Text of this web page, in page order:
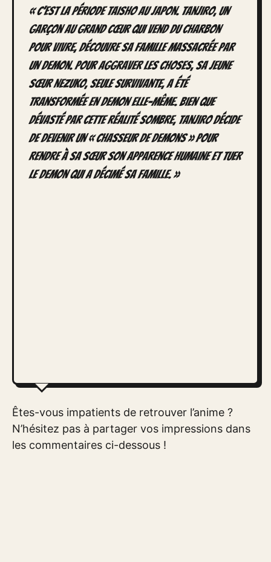
« C’est la période Taisho au Japon. Tanjiro, un
garçon au grand cœur qui vend du charbon
pour vivre, découvre sa famille massacrée par
un demon. Pour aggraver les choses, sa jeune
sœur Nezuko, seule survivante, a été
transformée en demon elle-même. Bien que
dévasté par cette réalité sombre, Tanjiro décide
de devenir un « chasseur de demons » pour
rendre à sa sœur son apparence humaine et tuer
le demon qui a décimé sa famille. »
Êtes-vous impatients de retrouver l’anime ?
N’hésitez pas à partager vos impressions dans
les commentaires ci-dessous !